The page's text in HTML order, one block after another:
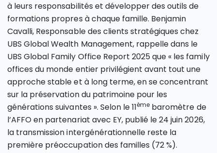
à leurs responsabilités et développer des outils de
formations propres à chaque famille. Benjamin
Cavalli, Responsable des clients stratégiques chez
UBS Global Wealth Management, rappelle dans le
UBS Global Family Office Report 2025 que « les family
offices du monde entier privilégient avant tout une
approche stable et à long terme, en se concentrant
sur la préservation du patrimoine pour les
générations suivantes ». Selon le 11ème baromètre de
l’AFFO en partenariat avec EY, publié le 24 juin 2026,
la transmission intergénérationnelle reste la
première préoccupation des familles (72 %).